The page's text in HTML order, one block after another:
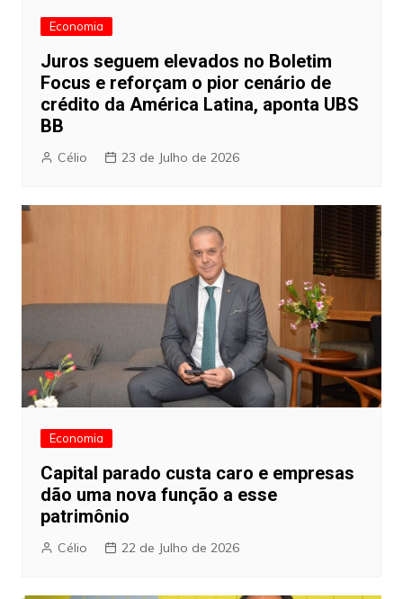
Economia
Juros seguem elevados no Boletim
Focus e reforçam o pior cenário de
crédito da América Latina, aponta UBS
BB
Célio 23 de Julho de 2026
Economia
Capital parado custa caro e empresas
dão uma nova função a esse
patrimônio
Célio 22 de Julho de 2026